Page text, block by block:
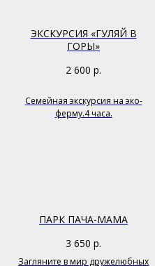
ЭКСКУРСИЯ «ГУЛЯЙ В
ГОРЫ»
2 600 р.
Семейная экскурсия на эко-
ферму.4 часа.
ПАРК ПАЧА-МАМА
3 650 р.
Загляните в мир дружелюбных